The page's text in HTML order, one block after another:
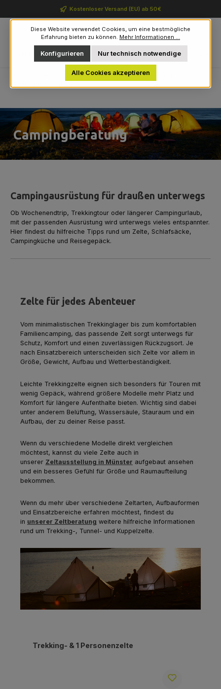
Zum Hauptinhalt springenKostenloser Versand (EU) ab 50€
Navigation Du hast 0 Produkte auf
Beratung & Angebote
Outdoor-Beratung
Campingberatung
Campingausrüstung für draußen unterwegs
Ob Wochenendtrip, Trekkingtour oder längerer Campingurlaub,
mit der passenden Ausrüstung wird unterwegs vieles entspannter.
Hier findest du hilfreiche Tipps rund um Zelte, Schlafsäcke,
Campingküche und Reisegepäck.
Zelte für jedes Abenteuer
Vom minimalistischen Trekkinglager bis zum komfortablen
Familiencamping, das passende Zelt sorgt unterwegs für
Schutz, Komfort und einen zuverlässigen Rückzugsort. Je
nach Einsatzbereich unterscheiden sich Zelte vor allem in
Größe, Gewicht, Aufbau und Wetterbeständigkeit.
Leichte Trekkingzelte eignen sich besonders für Touren mit
wenig Gepäck, während größere Modelle mehr Platz und
Komfort für längere Aufenthalte bieten. Wichtig sind dabei
unter anderem Belüftung, Wassersäule, Stauraum und ein
Aufbau, der zu deiner Reise passt.
Wenn du verschiedene Modelle direkt vergleichen
möchtest, kannst du viele Zelte auch in
unserer Zeltausstellung in Münster aufgebaut ansehen
und ein besseres Gefühl für Größe und Raumaufteilung
bekommen.
Wenn du mehr über verschiedene Zeltarten, Aufbauformen
und Einsatzbereiche erfahren möchtest, findest du
in unserer Zeltberatung weitere hilfreiche Informationen
rund um Trekking-, Tunnel- und Kuppelzelte.
Produktgalerie überspringen
Trekking- & 1 Personenzelte
Diese Website verwendet Cookies, um eine bestmögliche
Erfahrung bieten zu können. Mehr Informationen ...
Nur technisch notwendige
Konfigurieren
Alle Cookies akzeptieren